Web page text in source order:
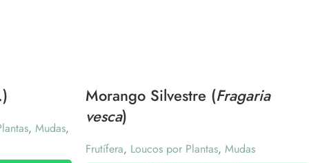
, Mudas,
Morango Silvestre (Fragaria
vesca)
Frutífera, Loucos por Plantas, Mudas